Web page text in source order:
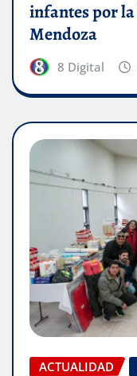
infantes por
Mendoza
8 Digital
ACTUALIDAD